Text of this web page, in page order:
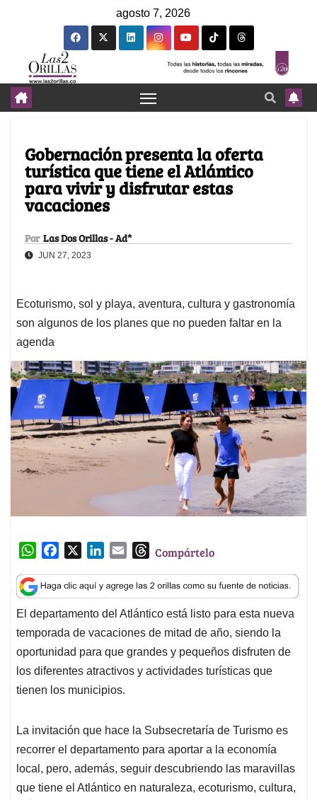
agosto 7, 2026
Gobernación presenta la oferta
turística que tiene el Atlántico
para vivir y disfrutar estas
vacaciones
Por Las Dos Orillas - Ad*
JUN 27, 2023
Ecoturismo, sol y playa, aventura, cultura y gastronomía
son algunos de los planes que no pueden faltar en la
agenda
W
a
t
s
A
p
p
c
e
b
o
o
k
n
k
e
d
I
n
a
i
l
T
r
e
a
d
s
Compártelo
El departamento del Atlántico está listo para esta nueva
temporada de vacaciones de mitad de año, siendo la
oportunidad para que grandes y pequeños disfruten de
los diferentes atractivos y actividades turísticas que
tienen los municipios.
La invitación que hace la Subsecretaría de Turismo es
recorrer el departamento para aportar a la economía
local, pero, además, seguir descubriendo las maravillas
que tiene el Atlántico en naturaleza, ecoturismo, cultura,